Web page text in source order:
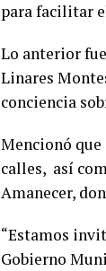
para facilitar
Lo anterior
Linares
conciencia
Mencionó que
calles, así
Amanecer,
“Estamos
Gobierno